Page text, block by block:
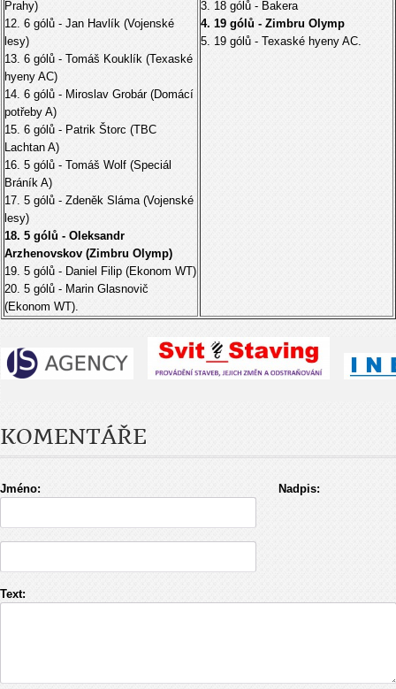
Prahy)
12. 6 gólů - Jan Havlík (Vojenské
lesy)
13. 6 gólů - Tomáš Kouklík (Texaské
hyeny AC)
14. 6 gólů - Miroslav Grobár (Domácí
potřeby A)
15. 6 gólů - Patrik Štorc (TBC
Lachtan A)
16. 5 gólů - Tomáš Wolf (Speciál
Bráník A)
17. 5 gólů - Zdeněk Sláma (Vojenské
lesy)
18. 5 gólů - Oleksandr
Arzhenovskov (Zimbru Olymp)
19. 5 gólů - Daniel Filip (Ekonom WT)
20. 5 gólů - Marin Glasnovič
(Ekonom WT).
3. 18 gólů - Bakera
4. 19 gólů - Zimbru Olymp
5. 19 gólů - Texaské hyeny AC.
KOMENTÁŘE
Jméno: Nadpis:
Text: